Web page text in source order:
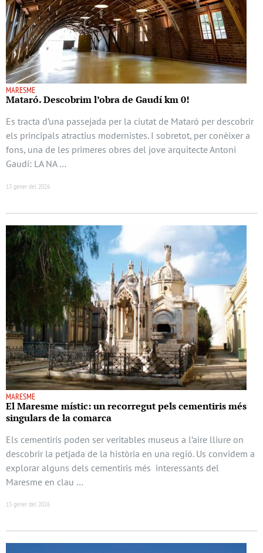
MARESME
Mataró. Descobrim l’obra de Gaudí km 0!
Es tracta d’una passejada per la ciutat de Mataró per descobrir
els principals atractius modernistes. I sobretot, per conèixer a
fons, una de les primeres obres del jove arquitecte Antoni
Gaudí: LA NA …
13 gener del 2026
MARESME
El Maresme místic: un recorregut pels cementiris més
singulars de la comarca
Els cementiris poden ser veritables museus a l’aire lliure on
descobrir la petjada de la història en una regió. Us convidem a
explorar alguns dels cementiris més interessants del
Maresme en clau …
13 gener del 2026